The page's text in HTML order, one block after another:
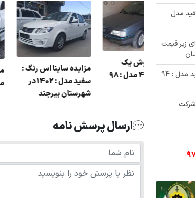
مدل
خودرو های زیر قیمت
✅ حراج 253/000/000 تومنی پراید se111 رنگ : سفید مدل : 94
(شرکت
مزایده ساینا
شهرستان بیرجند
مزایده فروش یک
دستگاه 405 مدل : 98
مزایده یک دستگاه 405
ارسال پرسش نامه